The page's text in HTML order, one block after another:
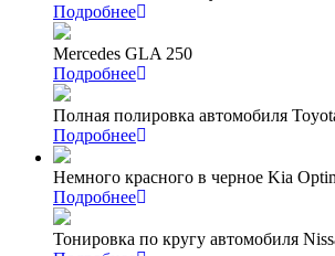
Подробнее
Mercedes GLA 250
Подробнее
Полная полировка автомобиля
Подробнее
Немного красного в черное Kia
Подробнее
Тонировка по кругу автомобиля